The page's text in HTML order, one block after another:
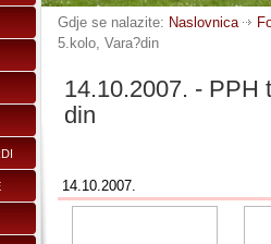
Gdje se nalazite: Naslovnica
5.kolo, Vara?din
14.10.2007. - PPH
din
14.10.2007.